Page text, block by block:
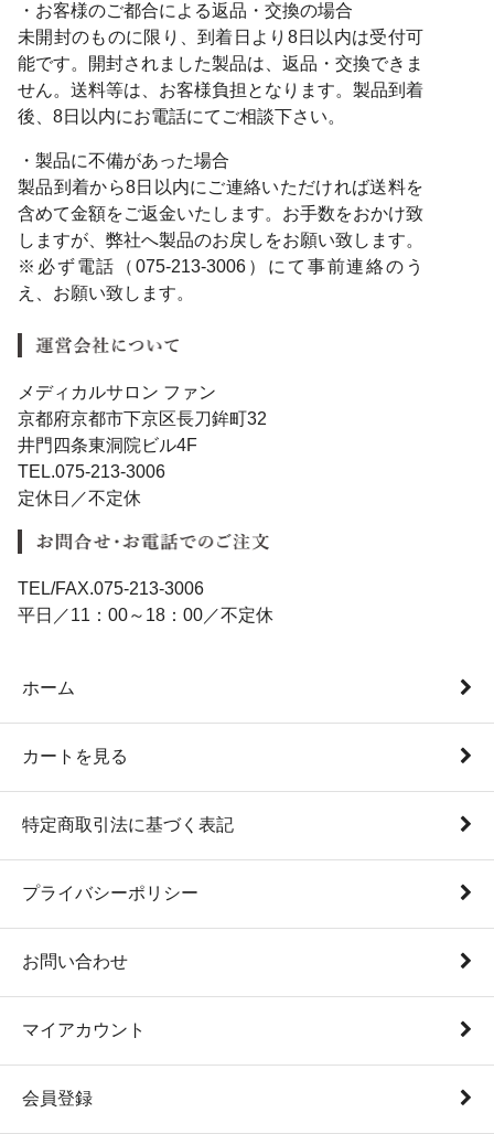
・お客様のご都合による返品・交換の場合
未開封のものに限り、到着日より8日以内は受付可
能です。開封されました製品は、返品・交換できま
せん。送料等は、お客様負担となります。製品到着
後、8日以内にお電話にてご相談下さい。
・製品に不備があった場合
製品到着から8日以内にご連絡いただければ送料を
含めて金額をご返金いたします。お手数をおかけ致
しますが、弊社へ製品のお戻しをお願い致します。
※必ず電話（075-213-3006）にて事前連絡のう
え、お願い致します。
メディカルサロン ファン
京都府京都市下京区長刀鉾町32
井門四条東洞院ビル4F
TEL.075-213-3006
定休日／不定休
TEL/FAX.075-213-3006
平日／11：00～18：00／不定休
ホーム
カートを見る
特定商取引法に基づく表記
プライバシーポリシー
お問い合わせ
マイアカウント
会員登録